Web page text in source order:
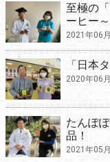
至極の
ーヒー～
2021年06
「日本
2020年06
たんぽ
品！
2021年05